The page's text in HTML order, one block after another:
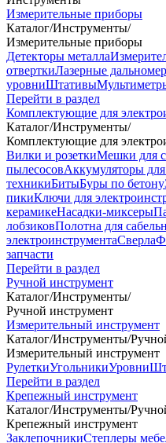
Измерительные приборы
Каталог/Инструменты/
Измерительные приборы
Детекторы металла
отверткиЛазерные
уровниШтативы
Перейти в раздел
Комплектующие для
Каталог/Инструменты/
Комплектующие для
Вилки и розеткиМешки для
пылесосовАккумуляторы
техникиБитыБуры по бетону
пикиКлючи для
керамикеНасадки-миксеры
лобзиковПолотна для
электроинструментаСверла
запчасти
Перейти в раздел
Ручной инструмент
Каталог/Инструменты/
Ручной инструмент
Измерительный инструмент
Каталог/Инструменты/
Измерительный инструмент
РулеткиУгольникиУровни
Перейти в раздел
Крепежный инструмент
Каталог/Инструменты/
Крепежный инструмент
ЗаклепочникиСтеплеры